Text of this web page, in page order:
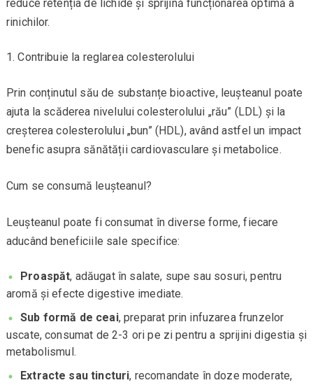
reduce retenția de lichide și sprijină funcționarea optimă a
rinichilor.
Contribuie la reglarea colesterolului
Prin conținutul său de substanțe bioactive, leușteanul poate
ajuta la scăderea nivelului colesterolului „rău” (LDL) și la
creșterea colesterolului „bun” (HDL), având astfel un impact
benefic asupra sănătății cardiovasculare și metabolice.
Cum se consumă leușteanul?
Leușteanul poate fi consumat în diverse forme, fiecare
aducând beneficiile sale specifice:
Proaspăt, adăugat în salate, supe sau sosuri, pentru
aromă și efecte digestive imediate.
Sub formă de ceai, preparat prin infuzarea frunzelor
uscate, consumat de 2-3 ori pe zi pentru a sprijini digestia și
metabolismul.
Extracte sau tincturi, recomandate în doze moderate,